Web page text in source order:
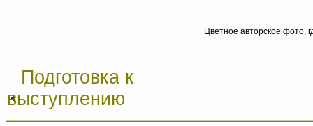
Цветное авторское фото,
Подготовка к
выступлению